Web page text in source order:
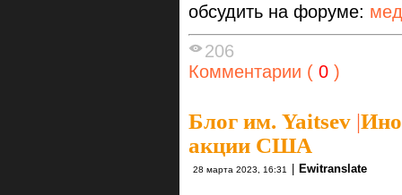
обсудить на форуме:
206
Комментарии ( 0 )
Блог им. Yaitsev |
акции США
28 марта 2023, 16:31 Ewitranslate